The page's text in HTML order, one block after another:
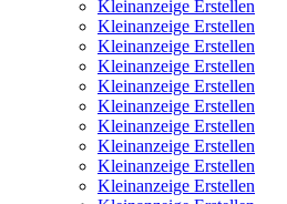
Kleinanzeige Erstellen
Kleinanzeige Erstellen
Kleinanzeige Erstellen
Kleinanzeige Erstellen
Kleinanzeige Erstellen
Kleinanzeige Erstellen
Kleinanzeige Erstellen
Kleinanzeige Erstellen
Kleinanzeige Erstellen
Kleinanzeige Erstellen